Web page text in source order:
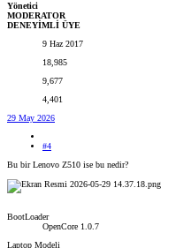
Yönetici
MODERATOR
DENEYİMLİ ÜYE
9 Haz 2017
18,985
9,677
4,401
29 May 2026
#4
Bu bir Lenovo Z510 ise bu nedir?
BootLoader
OpenCore 1.0.7
Laptop Modeli